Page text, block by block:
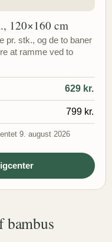
120×160 cm
pr. stk., og de to baner
at ramme ved to
629 kr.
799 kr.
9. august 2026
bambus